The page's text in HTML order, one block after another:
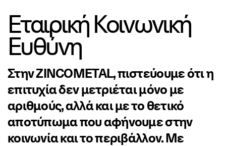
Εταιρική Κοινωνική
Ευθύνη
Στην ZINCOMETAL, πιστεύουμε ότι η
επιτυχία δεν μετριέται μόνο με
αριθμούς, αλλά και με το θετικό
αποτύπωμα που αφήνουμε στην
κοινωνία και το περιβάλλον. Με